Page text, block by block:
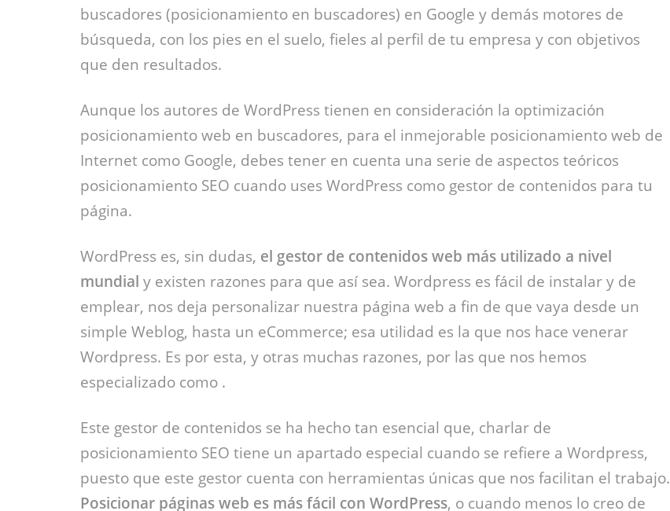
buscadores (posicionamiento en buscadores) en Google y demás motores de
búsqueda, con los pies en el suelo, fieles al perfil de tu empresa y con objetivos
que den resultados.
Aunque los autores de WordPress tienen en consideración la optimización
posicionamiento web en buscadores, para el inmejorable posicionamiento web de
Internet como Google, debes tener en cuenta una serie de aspectos teóricos
posicionamiento SEO cuando uses WordPress como gestor de contenidos para tu
página.
WordPress es, sin dudas, el gestor de contenidos web más utilizado a nivel
mundial y existen razones para que así sea. Wordpress es fácil de instalar y de
emplear, nos deja personalizar nuestra página web a fin de que vaya desde un
simple Weblog, hasta un eCommerce; esa utilidad es la que nos hace venerar
Wordpress. Es por esta, y otras muchas razones, por las que nos hemos
especializado como .
Este gestor de contenidos se ha hecho tan esencial que, charlar de
posicionamiento SEO tiene un apartado especial cuando se refiere a Wordpress,
puesto que este gestor cuenta con herramientas únicas que nos facilitan el trabajo.
Posicionar páginas web es más fácil con WordPress, o cuando menos lo creo de